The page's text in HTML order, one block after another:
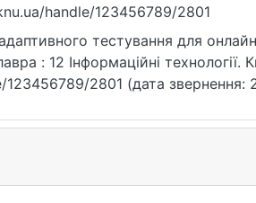
handle/123456789/2801
тестування для
: 12 Інформаційні технології.
2801 (дата звернення: